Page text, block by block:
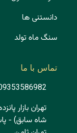
دانستنی ها
سنگ ماه تولد
تماس با ما
تهران بازار
شاه سابق) -